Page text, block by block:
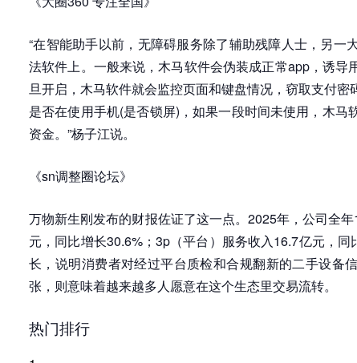
“在智能助手以前，无障碍服务除了辅助残障人士，另一
法软件上。一般来说，木马软件会伪装成正常app，诱导
旦开启，木马软件就会监控页面和键盘情况，窃取支付
是否在使用手机(是否锁屏)，如果一段时间未使用，木马
资金。”杨子江说。
《sn调整圈论坛》
万物新生刚发布的财报佐证了这一点。2025年，公司全
元，同比增长30.6%；3p（平台）服务收入16.7亿元，
长，说明消费者对经过平台质检和合规翻新的二手设备
张，则意味着越来越多人愿意在这个生态里交易流转。
热门排行